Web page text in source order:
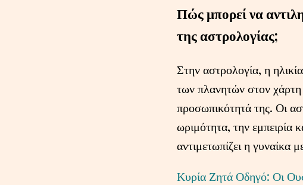
Πώς μπορεί να
της αστρολογίας;
Στην αστρολογία, η
των πλανητών στον
προσωπικότητά της. Οι
ωριμότητα, την εμπειρία
αντιμετωπίζει η γυναίκα
Κυρία Ζητά Οδηγό: Οι